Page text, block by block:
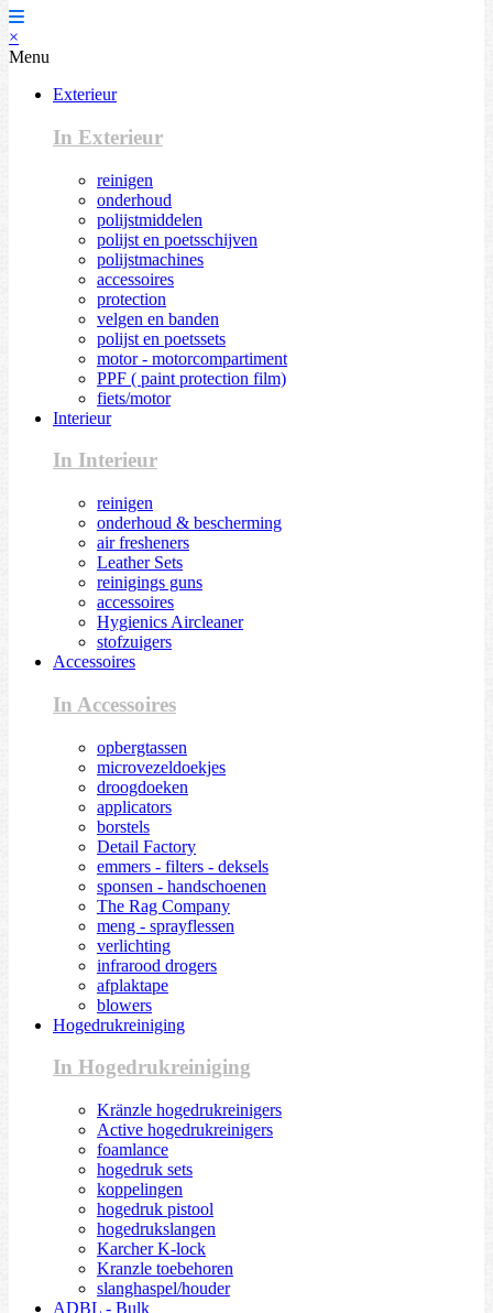
×
Menu
Exterieur
In Exterieur
reinigen
onderhoud
polijstmiddelen
polijst en poetsschijven
polijstmachines
accessoires
protection
velgen en banden
polijst en poetssets
motor - motorcompartiment
PPF ( paint protection film)
fiets/motor
Interieur
In Interieur
reinigen
onderhoud & bescherming
air fresheners
Leather Sets
reinigings guns
accessoires
Hygienics Aircleaner
stofzuigers
Accessoires
In Accessoires
opbergtassen
microvezeldoekjes
droogdoeken
applicators
borstels
Detail Factory
emmers - filters - deksels
sponsen - handschoenen
The Rag Company
meng - sprayflessen
verlichting
infrarood drogers
afplaktape
blowers
Hogedrukreiniging
In Hogedrukreiniging
Kränzle hogedrukreinigers
Active hogedrukreinigers
foamlance
hogedruk sets
koppelingen
hogedruk pistool
hogedrukslangen
Karcher K-lock
Kranzle toebehoren
slanghaspel/houder
ADBL - Bulk